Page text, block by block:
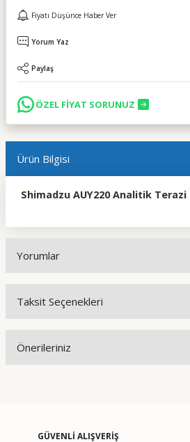
Fiyatı Düşünce Haber Ver
Yorum Yaz
Paylaş
ÖZEL FİYAT SORUNUZ
Ürün Bilgisi
Shimadzu AUY220 Analitik Terazi
Yorumlar
Taksit Seçenekleri
Önerileriniz
Görüş ve önerileriniz için teşekkür ederiz.
GÜVENLİ ALIŞVERİŞ